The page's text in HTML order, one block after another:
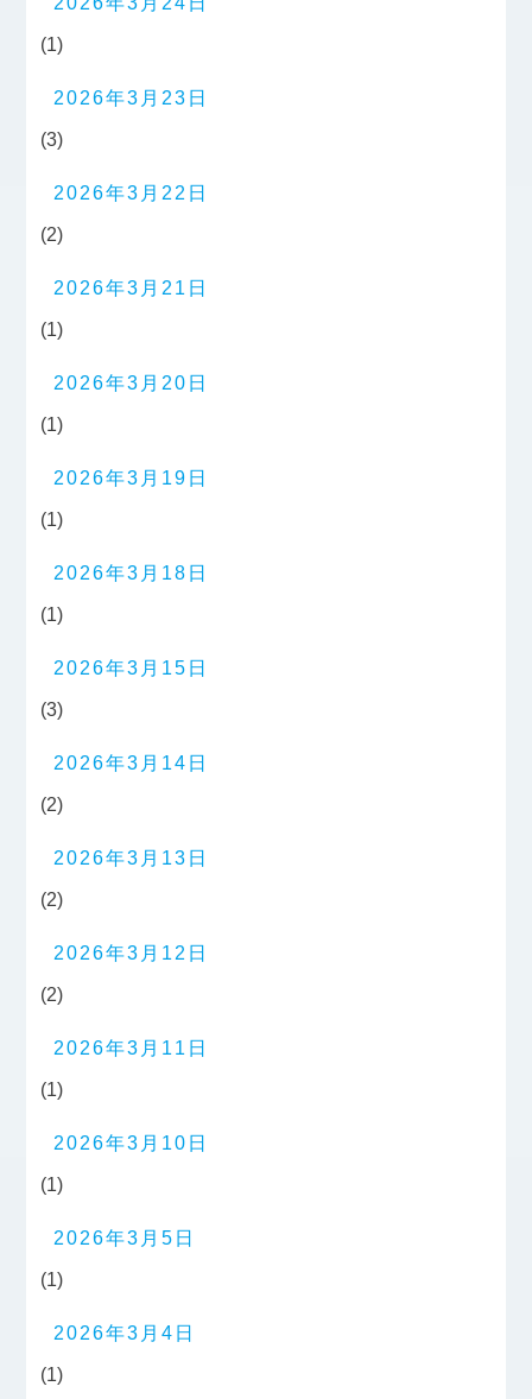
(1)
2026年3月23日
(3)
2026年3月22日
(2)
2026年3月21日
(1)
2026年3月20日
(1)
2026年3月19日
(1)
2026年3月18日
(1)
2026年3月15日
(3)
2026年3月14日
(2)
2026年3月13日
(2)
2026年3月12日
(2)
2026年3月11日
(1)
2026年3月10日
(1)
2026年3月5日
(1)
2026年3月4日
(1)